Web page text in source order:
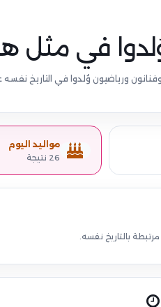
في مثل
ورياضيون وُلدوا في التاريخ نفسه
مواليد اليوم
26 نتيجة
بالتاريخ نفسه.